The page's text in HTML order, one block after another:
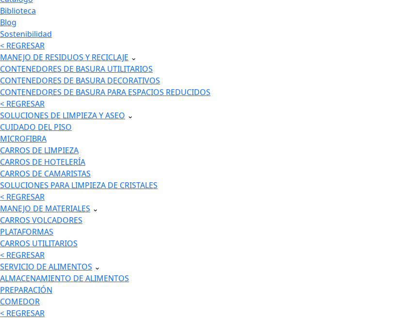
Biblioteca
Blog
Sostenibilidad
< REGRESAR
MANEJO DE RESIDUOS Y RECICLAJE ⌄
CONTENEDORES DE BASURA UTILITARIOS
CONTENEDORES DE BASURA DECORATIVOS
CONTENEDORES DE BASURA PARA ESPACIOS REDUCIDOS
< REGRESAR
SOLUCIONES DE LIMPIEZA Y ASEO ⌄
CUIDADO DEL PISO
MICROFIBRA
CARROS DE LIMPIEZA
CARROS DE HOTELERÍA
CARROS DE CAMARISTAS
SOLUCIONES PARA LIMPIEZA DE CRISTALES
< REGRESAR
MANEJO DE MATERIALES ⌄
CARROS VOLCADORES
PLATAFORMAS
CARROS UTILITARIOS
< REGRESAR
SERVICIO DE ALIMENTOS ⌄
ALMACENAMIENTO DE ALIMENTOS
PREPARACIÓN
COMEDOR
< REGRESAR